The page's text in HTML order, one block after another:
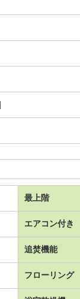
最上階
エアコン付き
追焚機能
フローリング